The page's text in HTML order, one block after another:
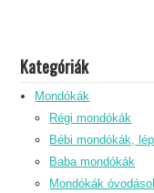
Kategóriák
Mondókák
Régi mondókák
Bébi mondókák,
Baba mondókák
Mondókák